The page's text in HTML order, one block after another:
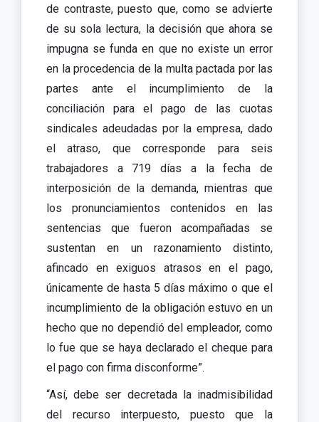
de contraste, puesto que, como se advierte
de su sola lectura, la decisión que ahora se
impugna se funda en que no existe un error
en la procedencia de la multa pactada por las
partes ante el incumplimiento de la
conciliación para el pago de las cuotas
sindicales adeudadas por la empresa, dado
el atraso, que corresponde para seis
trabajadores a 719 días a la fecha de
interposición de la demanda, mientras que
los pronunciamientos contenidos en las
sentencias que fueron acompañadas se
sustentan en un razonamiento distinto,
afincado en exiguos atrasos en el pago,
únicamente de hasta 5 días máximo o que el
incumplimiento de la obligación estuvo en un
hecho que no dependió del empleador, como
lo fue que se haya declarado el cheque para
el pago con firma disconforme”.
“Así, debe ser decretada la inadmisibilidad
del recurso interpuesto, puesto que la